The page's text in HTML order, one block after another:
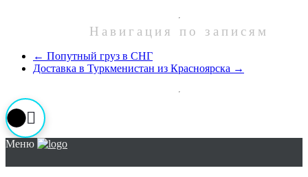
Навигация по записям
← Попутный груз в СНГ
Доставка в Туркменистан из Красноярска →
Меню